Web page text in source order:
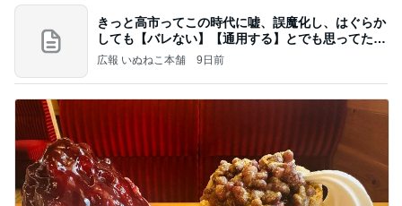
きっと高市ってこの時代に嘘、誤魔化し、はぐらか
しても【バレない】【通用する】とでも思ってたん
だろ
広報 いぬねこ本舗 9日前